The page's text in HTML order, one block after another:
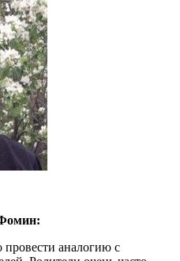
провести аналогию с